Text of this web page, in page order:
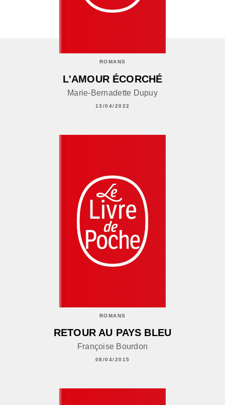
ROMANS
L'AMOUR ÉCORCHÉ
Marie-Bernadette Dupuy
13/04/2022
ROMANS
RETOUR AU PAYS BLEU
Françoise Bourdon
08/04/2015